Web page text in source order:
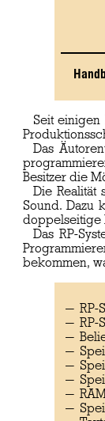
Seit
Das
Besitzer die
Die Realität
Sound. Dazu
doppelseitige
Das RP-
bekommen,
RP-
RP-